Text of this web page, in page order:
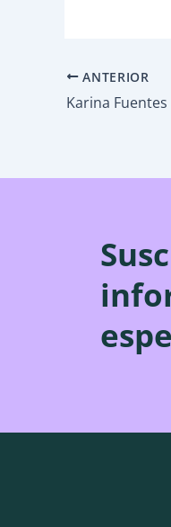
ANTERIOR
Karina Fuentes